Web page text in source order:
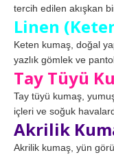
tercih edilen akışkan
Linen
Keten kumaş, doğal
yazlık gömlek ve
Tay Tüyü
Tay tüyü kumaş,
içleri ve soğuk
Akrilik
Akrilik kumaş, yün